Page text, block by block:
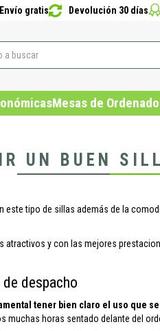
Envío gratis Devolución 30 días
Mesas de
UN BUEN
este tipo de sillas además de la
atractivos y con las mejores
despacho
tener bien claro el uso que se
horas sentado delante del